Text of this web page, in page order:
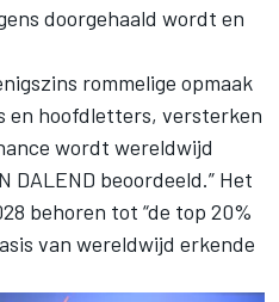
doorgehaald wordt en
rommelige opmaak
en hoofdletters, versterken
wordt wereldwijd
DALEND beoordeeld.” Het
behoren tot “de top 20%
van wereldwijd erkende